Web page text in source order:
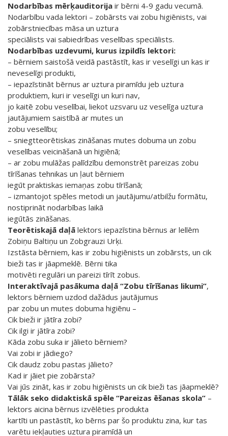
Nodarbības mērķauditorija ir bērni 4-9 gadu vecumā.
Nodarbību vada lektori – zobārsts vai zobu higiēnists, vai
zobārstniecības māsa un uztura
speciālists vai sabiedrības veselības speciālists.
Nodarbības uzdevumi, kurus izpildīs lektori:
– bērniem saistošā veidā pastāstīt, kas ir veselīgi un kas ir
neveselīgi produkti,
– iepazīstināt bērnus ar uztura piramīdu jeb uztura
produktiem, kuri ir veselīgi un kuri nav,
jo kaitē zobu veselībai, liekot uzsvaru uz veselīga uztura
jautājumiem saistībā ar mutes un
zobu veselību;
– sniegtteorētiskas zināšanas mutes dobuma un zobu
veselības veicināšanā un higiēnā;
– ar zobu mulāžas palīdzību demonstrēt pareizas zobu
tīrīšanas tehnikas un ļaut bērniem
iegūt praktiskas iemaņas zobu tīrīšanā;
– izmantojot spēles metodi un jautājumu/atbilžu formātu,
nostiprināt nodarbības laikā
iegūtās zināšanas.
Teorētiskajā daļā lektors iepazīstina bērnus ar lellēm
Zobiņu Baltiņu un Zobgrauzi Urķi.
Izstāsta bērniem, kas ir zobu higiēnists un zobārsts, un cik
bieži tas ir jāapmeklē. Bērni tika
motivēti regulāri un pareizi tīrīt zobus.
Interaktīvajā pasākuma daļā “Zobu tīrīšanas likumi”,
lektors bērniem uzdod dažādus jautājumus
par zobu un mutes dobuma higiēnu –
Cik bieži ir jātīra zobi?
Cik ilgi ir jātīra zobi?
Kāda zobu suka ir jālieto bērniem?
Vai zobi ir jādiego?
Cik daudz zobu pastas jālieto?
Kad ir jāiet pie zobārsta?
Vai jūs zināt, kas ir zobu higiēnists un cik bieži tas jāapmeklē?
Tālāk seko didaktiskā spēle “Pareizas ēšanas skola” –
lektors aicina bērnus izvēlēties produkta
kartīti un pastāstīt, ko bērns par šo produktu zina, kur tas
varētu iekļauties uztura piramīdā un